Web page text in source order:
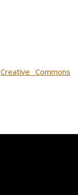
Creative Commons